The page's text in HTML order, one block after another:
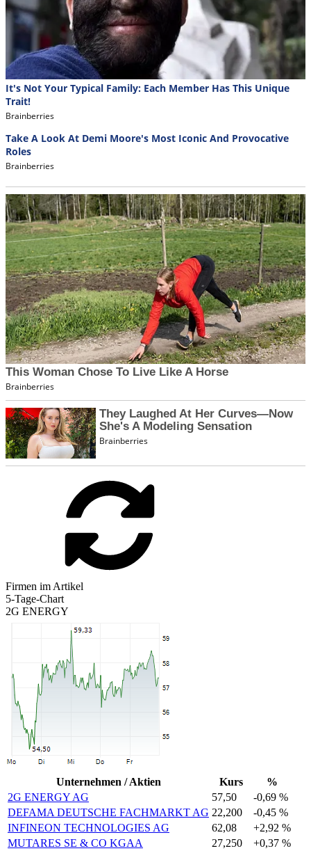
Firmen im Artikel
5-Tage-Chart
2G ENERGY
Unternehmen / Aktien Kurs
%
2G ENERGY AG
57,50
-0,69 %
DEFAMA DEUTSCHE FACHMARKT AG 22,200
-0,45 %
INFINEON TECHNOLOGIES AG
62,08
+2,92 %
MUTARES SE & CO KGAA
27,250 +0,37 %